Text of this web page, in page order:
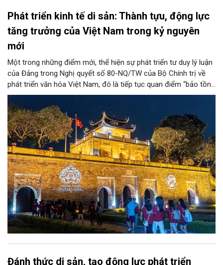
Phát triển kinh tế di sản: Thành tựu, động lực
tăng trưởng của Việt Nam trong kỷ nguyên
mới
Một trong những điểm mới, thể hiện sự phát triển tư duy lý luận
của Đảng trong Nghị quyết số 80-NQ/TW của Bộ Chính trị về
phát triển văn hóa Việt Nam, đó là tiếp tục quan điểm “bảo tồn
và phát huy giá trị di sản văn hóa gắn kết với phát triển kinh tế -
xã hội và du lịch”; đồng thời, nâng lên một tầm cao mới: “phát
triển kinh tế di sản”.
Đánh thức di sản, tạo động lực phát triển